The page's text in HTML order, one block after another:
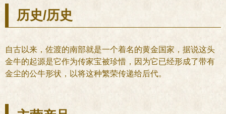
历史/历史
自古以来，佐渡的南部就是一个着名的黄金国家，据说这头
金牛的起源是它作为传家宝被珍惜，因为它已经形成了带有
金尘的公牛形状，以将这种繁荣传递给后代。